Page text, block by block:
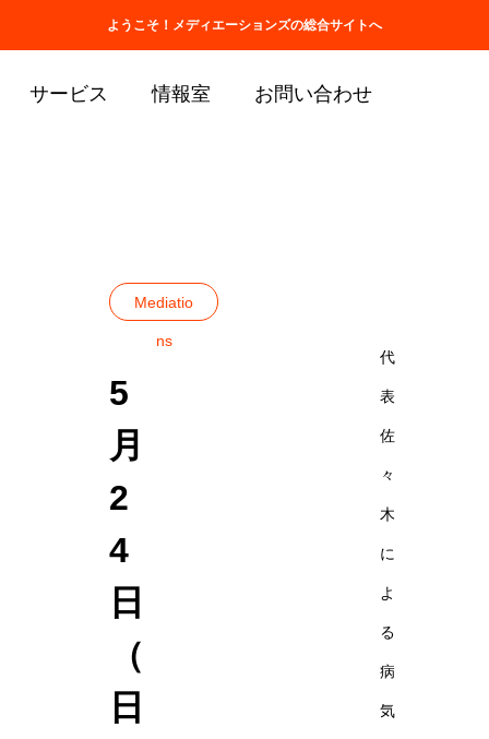
ようこそ！メディエーションズの総合サイトへ
サービス 情報室 お問い合わせ
Mediatio
ns
5
月
2
4
日
（
日
代
表
佐
々
木
に
よ
る
病
気